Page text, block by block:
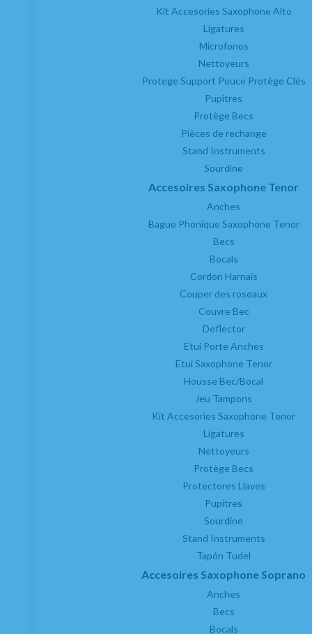
Kit Accesories Saxophone Alto
Ligatures
Microfonos
Nettoyeurs
Protege Support Pouce Protège Clés
Pupitres
Protège Becs
Pièces de rechange
Stand Instruments
Sourdine
Accesoires Saxophone Tenor
Anches
Bague Phonique Saxophone Tenor
Becs
Bocals
Cordon Harnais
Couper des roseaux
Couvre Bec
Deflector
Etui Porte Anches
Etui Saxophone Tenor
Housse Bec/Bocal
Jeu Tampons
Kit Accesories Saxophone Tenor
Ligatures
Nettoyeurs
Protège Becs
Protectores Llaves
Pupitres
Sourdine
Stand Instruments
Tapón Tudel
Accesoires Saxophone Soprano
Anches
Becs
Bocals